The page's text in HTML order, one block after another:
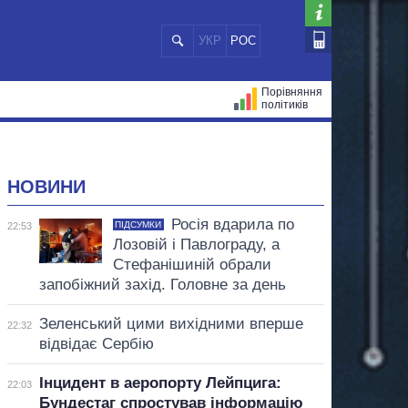
УКР РОС
Порівняння
політиків
НОВИНИ
22:53 ПІДСУМКИ
Росія вдарила по
Лозовій і Павлограду, а
Стефанішиній обрали
запобіжний захід. Головне за день
22:32
Зеленський цими вихідними вперше
відвідає Сербію
22:03
Інцидент в аеропорту Лейпцига:
Бундестаг спростував інформацію